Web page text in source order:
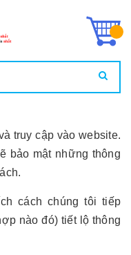
truy cập vào website.
bảo mật những thông
cách chúng tôi tiếp
nào đó) tiết lộ thông